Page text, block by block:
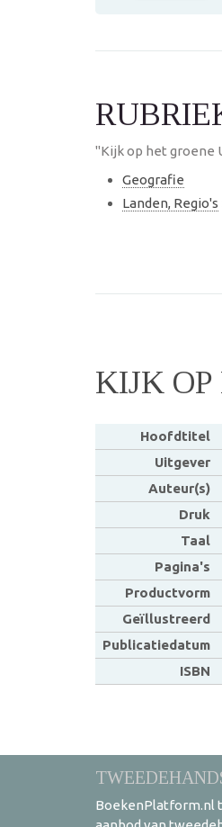
"Kijk op het groene
Geografie
Landen, Regio's
KIJK
Hoofdtitel
Uitgever
Auteur(s)
Druk
Taal
Pagina's
Productvorm
Geïllustreerd
Publicatiedatum
ISBN
BoekenPlatform.nl